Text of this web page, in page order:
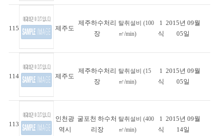
115 제주도
제주하수처리
장
탈취설비 (100
㎥/min)
1
식
2015년 09월
05일
114 제주도
제주하수처리
장
탈취설비 (15
㎥/min)
1
식
2015년 09월
05일
113
인천광
역시
굴포천 하수처
리장
탈취설비 (400
㎥/min)
1
식
2015년 09월
14일